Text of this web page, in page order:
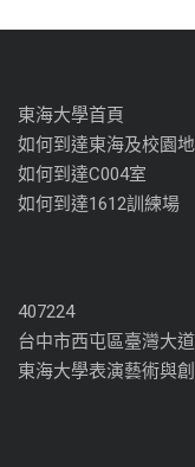
東海大學首頁
如何到達東海及校園
如何到達C004室
如何到達1612訓練場
407224
台中市西屯區臺灣大
東海大學表演藝術與